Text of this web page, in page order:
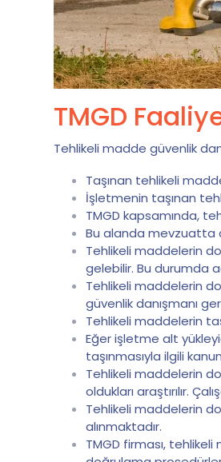
TMGD
Tehlikeli madde güvenlik
Taşınan tehlikeli
İşletmenin taşınan
TMGD kapsamında,
Bu alanda mevzuatta
Tehlikeli maddelerin
gelebilir. Bu durumda
Tehlikeli maddelerin
güvenlik danışmanı
Tehlikeli maddelerin
Eğer işletme alt
taşınmasıyla ilgili
Tehlikeli maddelerin
oldukları araştırılır.
Tehlikeli maddelerin
alınmaktadır.
TMGD firması,